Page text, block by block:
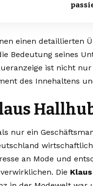
einen detaillierten
Bedeutung seines
ist nicht
des Innehaltens
nur ein
an Mode und
Die